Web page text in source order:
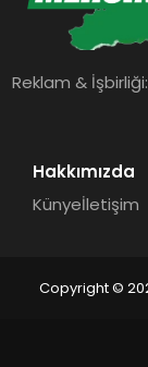
Reklam &
Hakkımızda
Künyeİletişim
Copyright ©